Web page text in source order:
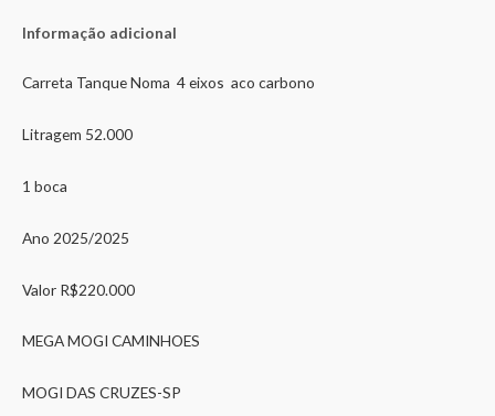
Informação adicional
Carreta Tanque Noma 4 eixos aco carbono
Litragem 52.000
1 boca
Ano 2025/2025
Valor R$220.000
MEGA MOGI CAMINHOES
MOGI DAS CRUZES-SP